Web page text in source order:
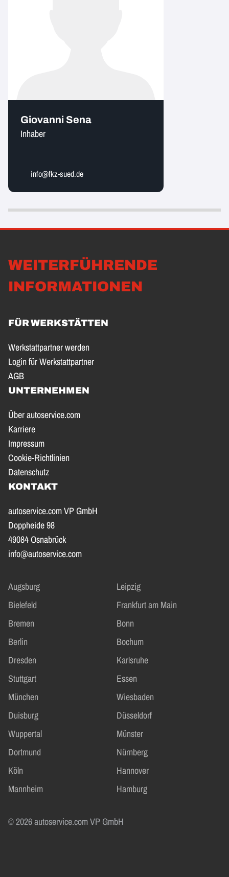
Giovanni Sena
Inhaber
info@fkz-sued.de
WEITERFÜHRENDE
INFORMATIONEN
FÜR WERKSTÄTTEN
Werkstattpartner werden
Login für Werkstattpartner
AGB
UNTERNEHMEN
Über autoservice.com
Karriere
Impressum
Cookie-Richtlinien
Datenschutz
KONTAKT
autoservice.com VP GmbH
Doppheide 98
49084 Osnabrück
info@autoservice.com
Augsburg
Leipzig
Bielefeld
Frankfurt am Main
Bremen
Bonn
Berlin
Bochum
Dresden
Karlsruhe
Stuttgart
Essen
München
Wiesbaden
Duisburg
Düsseldorf
Wuppertal
Münster
Dortmund
Nürnberg
Köln
Hannover
Mannheim
Hamburg
© 2026 autoservice.com VP GmbH